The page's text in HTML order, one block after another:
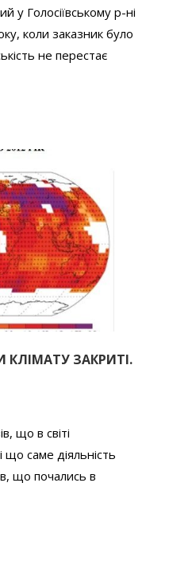
у Голосіївському р-ні
коли заказник було
не перестає
ЗАКРИТІ.
що в світі
що саме діяльність
що почались в